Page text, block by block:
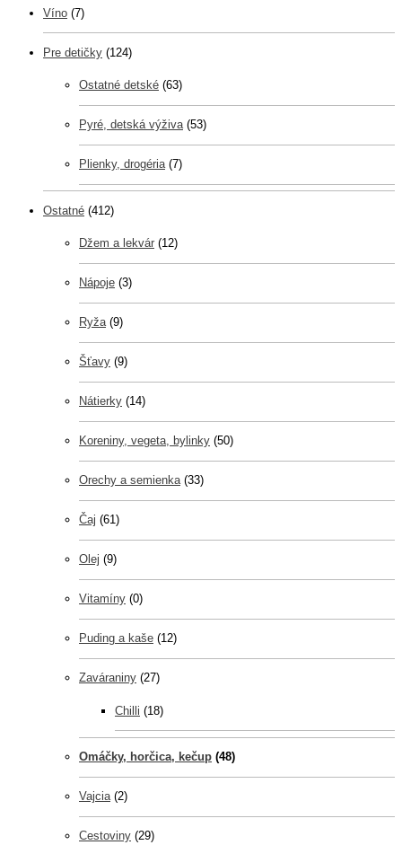
Víno (7)
Pre detičky (124)
Ostatné detské (63)
Pyré, detská výživa (53)
Plienky, drogéria (7)
Ostatné (412)
Džem a lekvár (12)
Nápoje (3)
Ryža (9)
Šťavy (9)
Nátierky (14)
Koreniny, vegeta, bylinky (50)
Orechy a semienka (33)
Čaj (61)
Olej (9)
Vitamíny (0)
Puding a kaše (12)
Zaváraniny (27)
Chilli (18)
Omáčky, horčica, kečup (48)
Vajcia (2)
Cestoviny (29)